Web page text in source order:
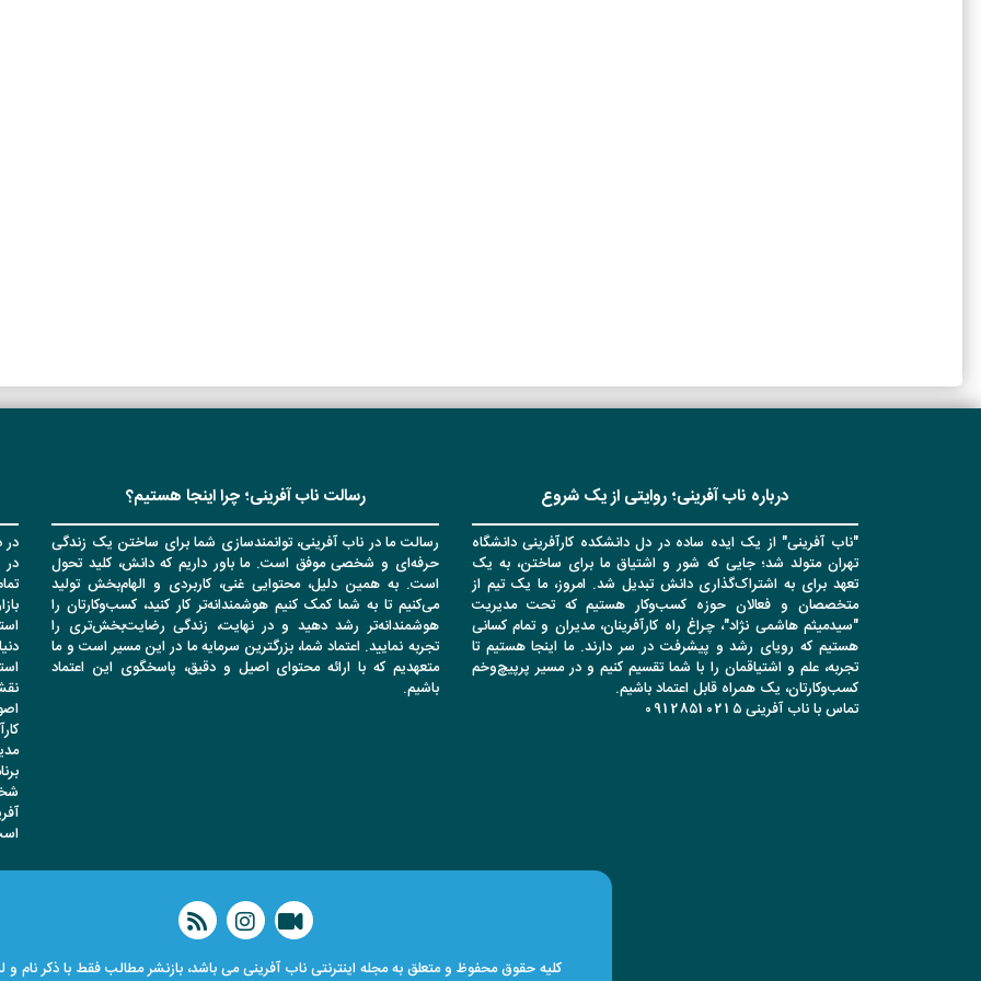
درباره ناب آفرینی؛ روایتی از یک شروع
"ناب آفرینی" از یک ایده ساده در دل دانشکده کارآفرینی دانشگاه
تهران متولد شد؛ جایی که شور و اشتیاق ما برای ساختن، به یک
تعهد برای به اشتراک‌گذاری دانش تبدیل شد. امروز، ما یک تیم از
متخصصان و فعالان حوزه کسب‌وکار هستیم که تحت مدیریت
"سیدمیثم هاشمی نژاد"، چراغ راه کارآفرینان، مدیران و تمام کسانی
هستیم که رویای رشد و پیشرفت در سر دارند. ما اینجا هستیم تا
تجربه، علم و اشتیاقمان را با شما تقسیم کنیم و در مسیر پرپیچ‌وخم
کسب‌وکارتان، یک همراه قابل اعتماد باشیم.
تماس با ناب آفرینی 09128510215
رسالت ناب آفرینی؛ چرا اینجا هستیم؟
رسالت ما در ناب آفرینی، توانمندسازی شما برای ساختن یک زندگی
حرفه‌ای و شخصی موفق است. ما باور داریم که دانش، کلید تحول
است. به همین دلیل، محتوایی غنی، کاربردی و الهام‌بخش تولید
می‌کنیم تا به شما کمک کنیم هوشمندانه‌تر کار کنید، کسب‌وکارتان را
هوشمندانه‌تر رشد دهید و در نهایت، زندگی رضایت‌بخش‌تری را
تجربه نمایید. اعتماد شما، بزرگترین سرمایه ما در این مسیر است و ما
متعهدیم که با ارائه محتوای اصیل و دقیق، پاسخگوی این اعتماد
باشیم.
در
کلیه حقوق محفوظ و متعلق به مجله اینترنتی ناب آفرینی می باشد، بازنشر مطالب فقط با ذکر نام